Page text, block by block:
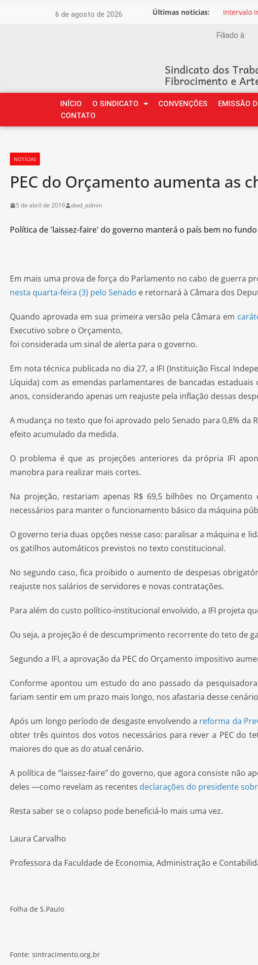
6 de agosto de 2026 Últimas notícias:
Filiado à:
Sindicato dos
Fibrocimento e
INÍCIO O SINDICATO CONVENÇÕES EMISSÃO
CONTATO
NOTÍCIAS
PEC do Orçamento aumenta as
5 de abril de 2019 dwd_admin
Política de 'laissez-faire' do governo manterá o país bem no
Em mais uma prova de força do Parlamento no cabo de guerra
nesta quarta-feira (3) pelo Senado e retornará à Câmara dos
Quando aprovada em sua primeira versão pela Câmara em
Executivo sobre o Orçamento,
foi considerada um sinal de alerta para o governo.
Em nota técnica publicada no dia 27, a IFI (Instituição Fiscal
Líquida) com as emendas parlamentares de bancadas
anos, considerando apenas um reajuste pela inflação dessas
A mudança no texto que foi aprovado pelo Senado para 0,8% da
efeito acumulado da medida.
O problema é que as projeções anteriores da própria IFI
manobra para realizar mais cortes.
Na projeção, restariam apenas R$ 69,5 bilhões no
necessários para manter o funcionamento básico da máquina
O governo teria duas opções nesse caso: paralisar a máquina e
os gatilhos automáticos previstos no texto constitucional.
No segundo caso, fica proibido o aumento de despesas
reajuste nos salários de servidores e novas contratações.
Para além do custo político-institucional envolvido, a IFI projeta
Ou seja, a projeção é de descumprimento recorrente do teto de
Segundo a IFI, a aprovação da PEC do Orçamento impositivo
Conforme apontou um estudo do ano passado da
fariam sentir em um prazo mais longo, nos afastaria desse
Após um longo período de desgaste envolvendo a reforma da
obter três quintos dos votos necessários para rever a PEC do
maiores do que as do atual cenário.
A política de “laissez-faire” do governo, que agora consiste não
deles —como revelam as recentes declarações do presidente
Resta saber se o colapso pode beneficiá-lo mais uma vez.
Laura Carvalho
Professora da Faculdade de Economia, Administração e
Folha de S.Paulo
Fonte: sintracimento.org.br